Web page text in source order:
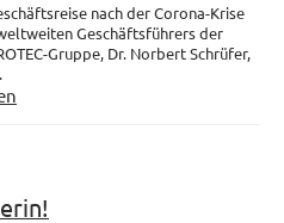
nach der Corona-Krise
Geschäftsführers der
Gruppe, Dr. Norbert Schrüfer,